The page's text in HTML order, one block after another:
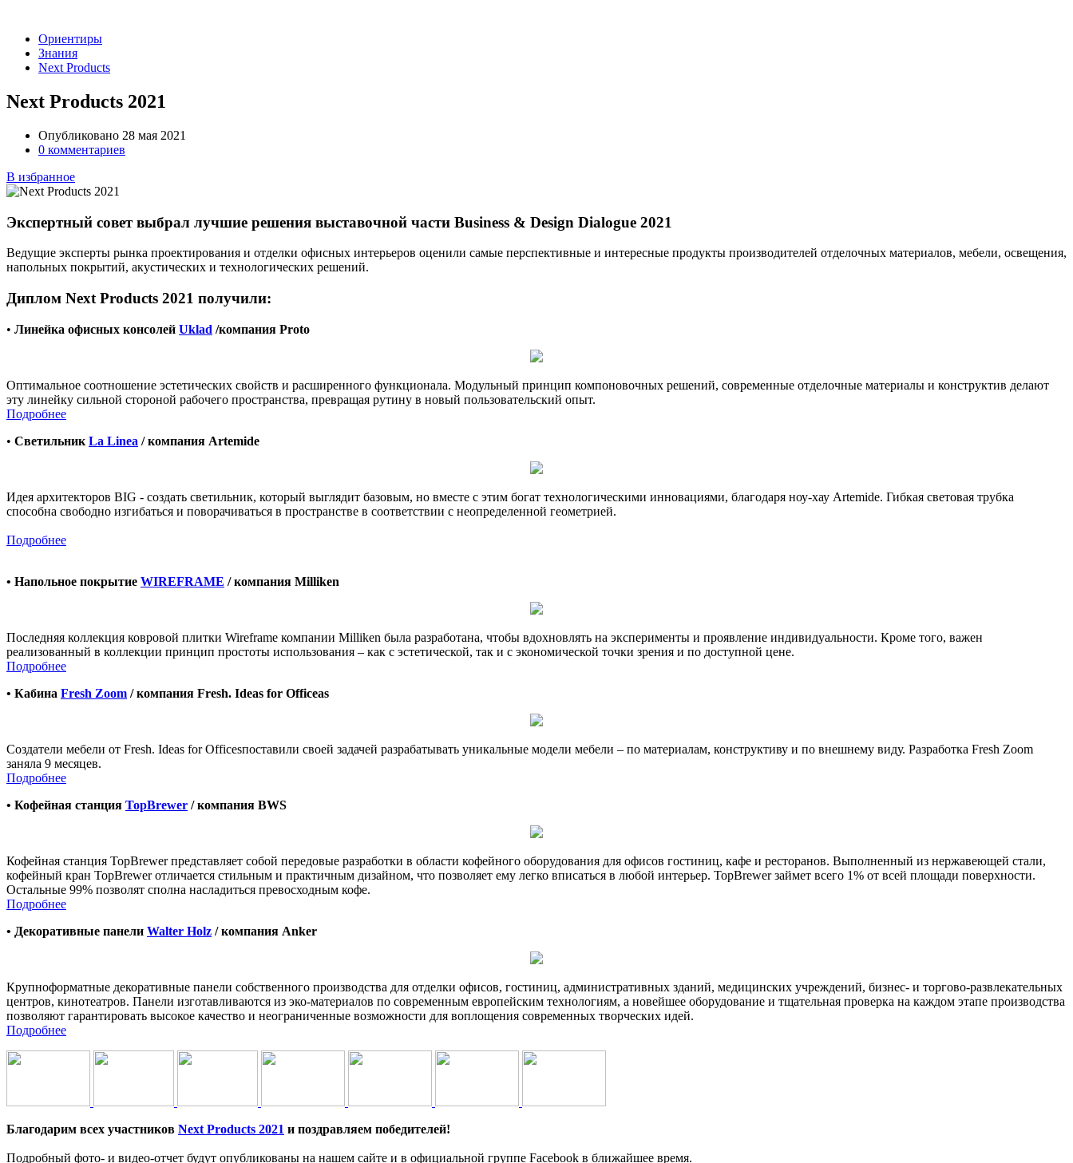
Ориентиры
Знания
Next Products
Next Products 2021
Опубликовано 28 мая 2021
0 комментариев
В избранное
Экспертный совет выбрал лучшие решения выставочной части Business & Design Dialogue 2021
Ведущие эксперты рынка проектирования и отделки офисных интерьеров оценили самые перспективные и интересные продукты производителей отделочных материалов, мебели, освещения,
напольных покрытий, акустических и технологических решений.
Диплом Next Products 2021 получили:
• Линейка офисных консолей Uklad /компания Proto
Оптимальное соотношение эстетических свойств и расширенного функционала. Модульный принцип компоновочных решений, современные отделочные материалы и конструктив делают
эту линейку сильной стороной рабочего пространства, превращая рутину в новый пользовательский опыт.
Подробнее
• Светильник La Linea / компания Artemide
Идея аpхитекторов BIG - создать светильник, который выглядит базовым, но вместе с этим богат технологическими инновациями, благодаря ноу-хау Artemide. Гибкая световая трубка
способна свободно изгибаться и поворачиваться в пространстве в соответствии с неопределенной геометрией.
Подробнее
• Напольное покрытие WIREFRAME / компания Milliken
Последняя коллекция ковровой плитки Wireframe компании Milliken была разработана, чтобы вдохновлять на эксперименты и проявление индивидуальности. Кроме того, важен
реализованный в коллекции принцип простоты использования ‒ как с эстетической, так и с экономической точки зрения и по доступной цене.
Подробнее
• Кабина Fresh Zoom / компания Fresh. Ideas for Officeas
Создатели мебели от Fresh. Ideas for Officesпоставили своей задачей разрабатывать уникальные модели мебели – по материалам, конструктиву и по внешнему виду. Разработка Fresh Zoom
заняла 9 месяцев.
Подробнее
• Кофейная станция TopBrewer / компания BWS
Кофейная станция TopBrewer представляет собой передовые разработки в области кофейного оборудования для офисов гостиниц, кафе и ресторанов. Выполненный из нержавеющей стали,
кофейный кран TopBrewer отличается стильным и практичным дизайном, что позволяет ему легко вписаться в любой интерьер. TopBrewer займет всего 1% от всей площади поверхности.
Остальные 99% позволят сполна насладиться превосходным кофе.
Подробнее
• Декоративные панели Walter Holz / компания Anker
Крупноформатные декоративные панели собственного производства для отделки офисов, гостиниц, административных зданий, медицинских учреждений, бизнес- и торгово-развлекательных
центров, кинотеатров. Панели изготавливаются из эко-материалов по современным европейским технологиям, а новейшее оборудование и тщательная проверка на каждом этапе производства
позволяют гарантировать высокое качество и неограниченные возможности для воплощения современных творческих идей.
Подробнее
Благодарим всех участников Next Products 2021 и поздравляем победителей!
Подробный фото- и видео-отчет будут опубликованы на нашем сайте и в официальной группе Facebook в ближайшее время.